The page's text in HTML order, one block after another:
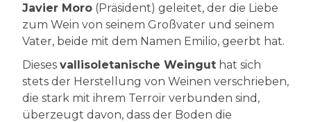
Javier Moro (Präsident) geleitet, der die Liebe
zum Wein von seinem Großvater und seinem
Vater, beide mit dem Namen Emilio, geerbt hat.
Dieses vallisoletanische Weingut hat sich
stets der Herstellung von Weinen verschrieben,
die stark mit ihrem Terroir verbunden sind,
überzeugt davon, dass der Boden die